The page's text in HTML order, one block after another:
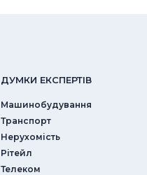
ДУМКИ ЕКСПЕРТIВ
Машинобудування
Транспорт
Нерухомість
Рітейл
Телеком